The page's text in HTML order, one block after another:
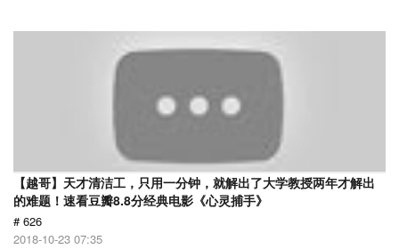
【越哥】天才清洁工，只用一分钟，就解出了大学教授两年才解出
的难题！速看豆瓣8.8分经典电影《心灵捕手》
# 626
2018-10-23 07:35